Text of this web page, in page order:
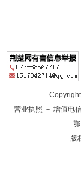
营业执照 － 增值电
版